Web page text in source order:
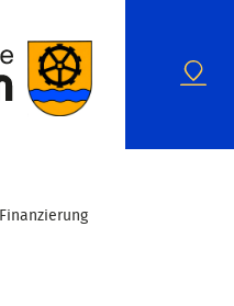
Finanzierung